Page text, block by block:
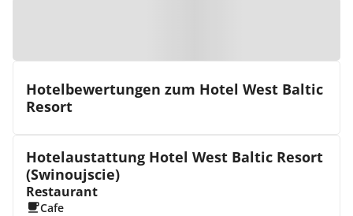
Hotelbewertungen zum Hotel West Baltic
Resort
Hotelaustattung Hotel West Baltic Resort
(Swinoujscie)
Restaurant
Cafe